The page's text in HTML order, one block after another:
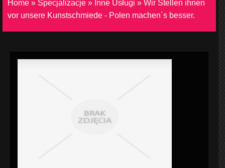
Home » Specjalizacje » Inne Usługi » Wir Stellen ihnen
vor unsere Kunstschmiede - Polen machen´s besser.